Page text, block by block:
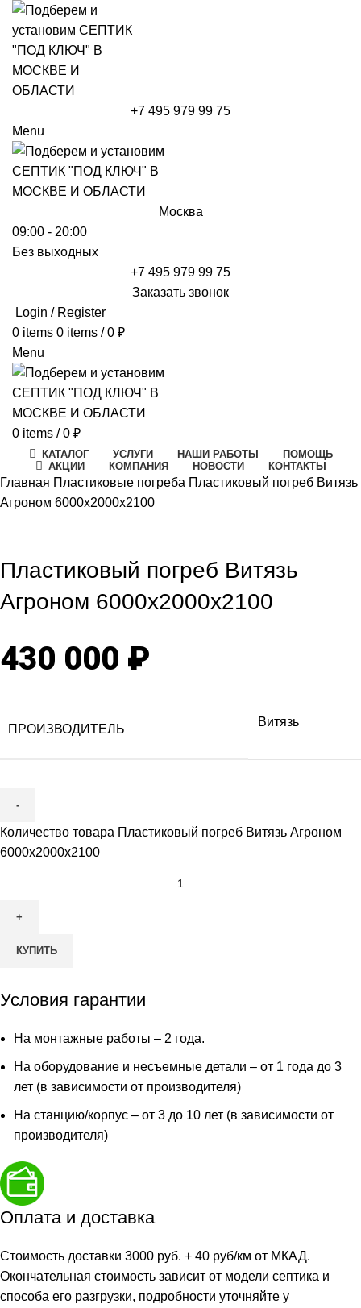
+7 495 979 99 75
Menu
Москва
09:00 - 20:00
Без выходных
+7 495 979 99 75
Заказать звонок
Login / Register
0 items 0 items / 0 ₽
Menu
0 items / 0 ₽
КАТАЛОГ УСЛУГИ НАШИ РАБОТЫ
ПОМОЩЬ
АКЦИИ
КОМПАНИЯ НОВОСТИ КОНТАКТЫ
Главная Пластиковые погреба Пластиковый погреб Витязь
Агроном 6000х2000х2100
Пластиковый погреб Витязь
Агроном 6000х2000х2100
430 000 ₽
ПРОИЗВОДИТЕЛЬ
Витязь
Количество товара Пластиковый погреб Витязь Агроном
6000х2000х2100
КУПИТЬ
Условия гарантии
На монтажные работы – 2 года.
На оборудование и несъемные детали – от 1 года до 3
лет (в зависимости от производителя)
На станцию/корпус – от 3 до 10 лет (в зависимости от
производителя)
Оплата и доставка
Стоимость доставки 3000 руб. + 40 руб/км от МКАД.
Окончательная стоимость зависит от модели септика и
способа его разгрузки, подробности уточняйте у